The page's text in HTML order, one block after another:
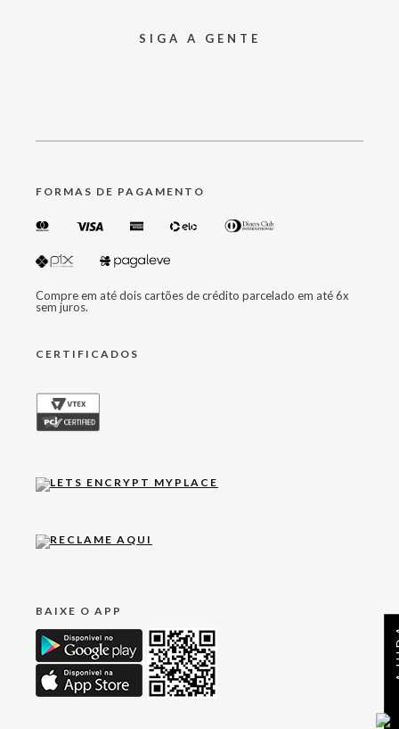
SIGA A GENTE
FORMAS DE PAGAMENTO
Compre em até dois cartões de crédito parcelado em até 6x
sem juros.
CERTIFICADOS
BAIXE O APP